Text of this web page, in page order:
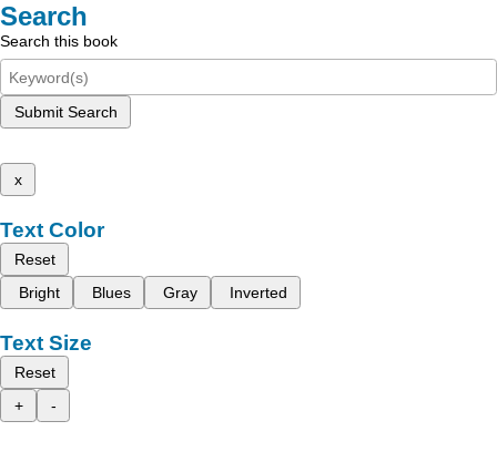
Search
Search this book
Submit Search
x
Text Color
Reset
Bright
Blues Gray Inverted
Text Size
Reset
+
-